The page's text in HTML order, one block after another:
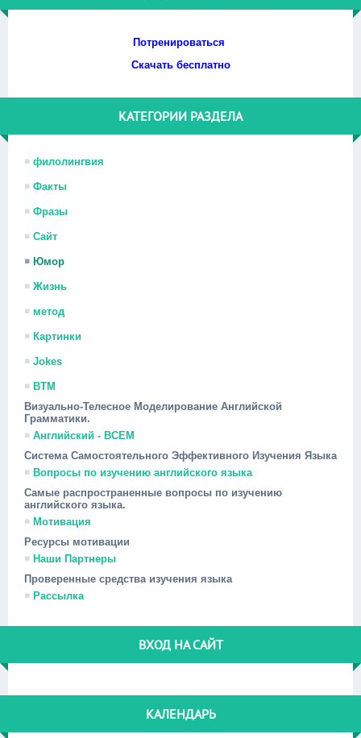
Потренироваться
Скачать бесплатно
КАТЕГОРИИ РАЗДЕЛА
филолингвия
Факты
Фразы
Сайт
Юмор
Жизнь
метод
Картинки
Jokes
ВТМ
Визуально-Телесное Моделирование Английской
Грамматики.
Английский - ВСЕМ
Система Самостоятельного Эффективного Изучения Языка
Вопросы по изучению английского языка
Самые распространенные вопросы по изучению
английского языка.
Мотивация
Ресурсы мотивации
Наши Партнеры
Проверенные средства изучения языка
Рассылка
ВХОД НА САЙТ
КАЛЕНДАРЬ